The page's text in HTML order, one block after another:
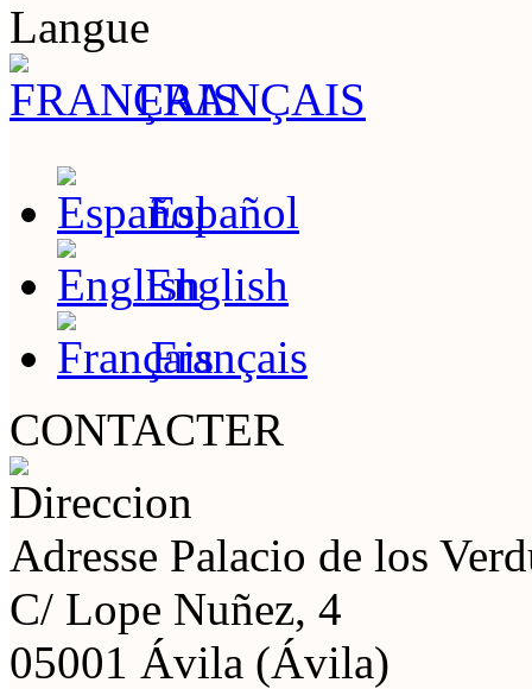
Langue
FRANÇAIS
Español
English
Français
CONTACTER
Adresse Palacio de los
C/ Lope Nuñez, 4
05001 Ávila (Ávila)